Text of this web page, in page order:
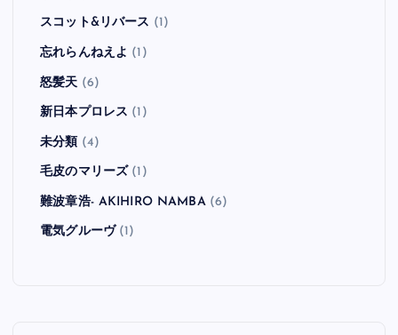
スコット&リバース (1)
忘れらんねえよ (1)
怒髪天 (6)
新日本プロレス (1)
未分類 (4)
毛皮のマリーズ (1)
難波章浩- AKIHIRO NAMBA(6)
電気グルーヴ(1)